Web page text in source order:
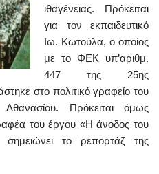
ιθαγένειας. Πρόκειται
για τον εκπαιδευτικό
Ιω. Κωτούλα, ο οποίος
με το ΦΕΚ υπ’αριθμ.
447 της 25ης
στο πολιτικό γραφείο του
Πρόκειται όμως
του έργου «Η άνοδος του
το ρεπορτάζ της